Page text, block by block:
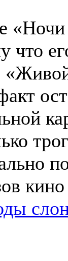
что
кино